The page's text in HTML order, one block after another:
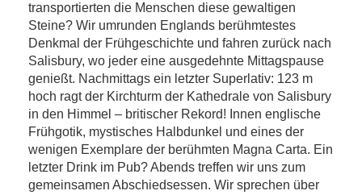
transportierten die Menschen diese gewaltigen
Steine? Wir umrunden Englands berühmtestes
Denkmal der Frühgeschichte und fahren zurück nach
Salisbury, wo jeder eine ausgedehnte Mittagspause
genießt. Nachmittags ein letzter Superlativ: 123 m
hoch ragt der Kirchturm der Kathedrale von Salisbury
in den Himmel – britischer Rekord! Innen englische
Frühgotik, mystisches Halbdunkel und eines der
wenigen Exemplare der berühmten Magna Carta. Ein
letzter Drink im Pub? Abends treffen wir uns zum
gemeinsamen Abschiedsessen. Wir sprechen über